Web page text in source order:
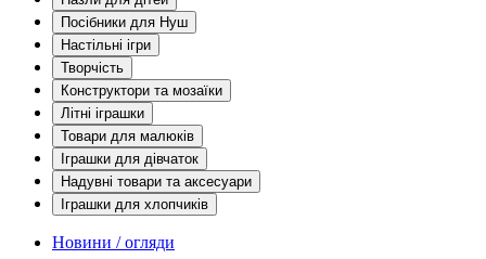
Посібники для Нуш
Настільні ігри
Творчість
Конструктори та мозаїки
Літні іграшки
Товари для малюків
Іграшки для дівчаток
Надувні товари та аксесуари
Іграшки для хлопчиків
Новини / огляди